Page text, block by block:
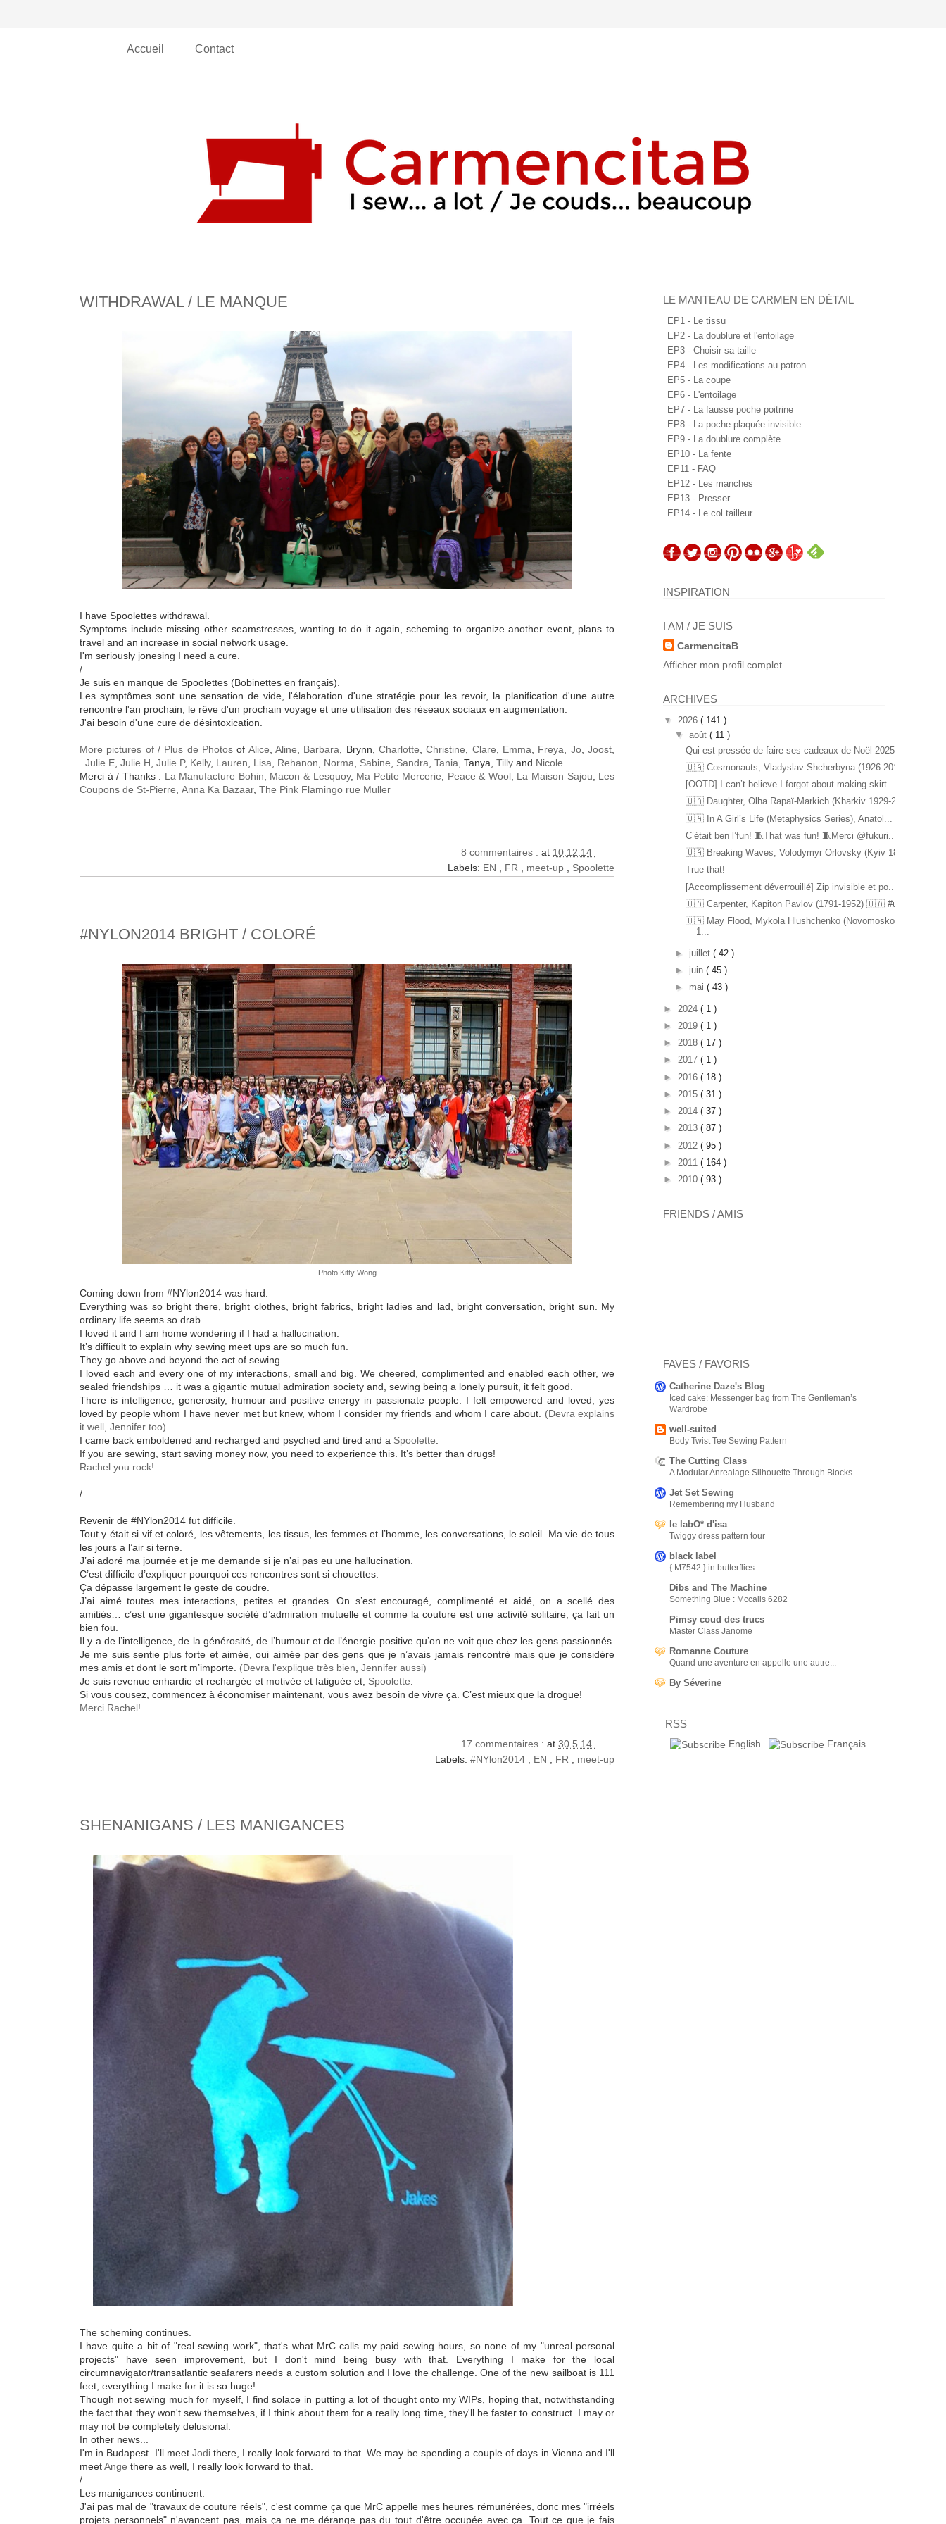
Accueil Contact
WITHDRAWAL / LE MANQUE
I have Spoolettes withdrawal.
Symptoms include missing other seamstresses, wanting to do it again, scheming to organize another event, plans to
travel and an increase in social network usage.
I'm seriously jonesing I need a cure.
/
Je suis en manque de Spoolettes (Bobinettes en français).
Les symptômes sont une sensation de vide, l'élaboration d'une stratégie pour les revoir, la planification d'une autre
rencontre l'an prochain, le rêve d'un prochain voyage et une utilisation des réseaux sociaux en augmentation.
J'ai besoin d'une cure de désintoxication.
More pictures of / Plus de Photosof Alice,Aline, Barbara, Brynn,Charlotte,Christine, Clare, Emma, Freya, Jo,Joost,
Julie E, Julie H, Julie P, Kelly, Lauren, Lisa, Rehanon, Norma, Sabine, Sandra, Tania, Tanya, Tilly and Nicole.
Merci à / Thanks : La Manufacture Bohin, Macon & Lesquoy, Ma Petite Mercerie, Peace & Wool, La Maison Sajou, Les
Coupons de St-Pierre, Anna Ka Bazaar, The Pink Flamingo rue Muller
8 commentaires : at 10.12.14
Labels: EN , FR , meet-up , Spoolette
#NYLON2014 BRIGHT / COLORÉ
Photo Kitty Wong
Coming down from #NYlon2014 was hard.
Everything was so bright there, bright clothes, bright fabrics, bright ladies and lad, bright conversation, bright sun. My
ordinary life seems so drab.
I loved it and I am home wondering if I had a hallucination.
It’s difficult to explain why sewing meet ups are so much fun.
They go above and beyond the act of sewing.
I loved each and every one of my interactions, small and big. We cheered, complimented and enabled each other, we
sealed friendships … it was a gigantic mutual admiration society and, sewing being a lonely pursuit, it felt good.
There is intelligence, generosity, humour and positive energy in passionate people. I felt empowered and loved, yes
loved by people whom I have never met but knew, whom I consider my friends and whom I care about. (Devra explains
it well Jennifer too)
I came back emboldened and recharged and psyched and tired and a Spoolette
If you are sewing, start saving money now, you need to experience this. It’s better than drugs!
Rachel you rock!
/
Revenir de #NYlon2014 fut difficile.
Tout y était si vif et coloré, les vêtements, les tissus, les femmes et l’homme, les conversations, le soleil. Ma vie de tous
les jours a l’air si terne.
J’ai adoré ma journée et je me demande si je n’ai pas eu une hallucination.
C’est difficile d’expliquer pourquoi ces rencontres sont si chouettes.
Ça dépasse largement le geste de coudre.
J’ai aimé toutes mes interactions, petites et grandes. On s’est encouragé, complimenté et aidé, on a scellé des
amitiés… c’est une gigantesque société d’admiration mutuelle et comme la couture est une activité solitaire, ça fait un
bien fou.
Il y a de l’intelligence, de la générosité, de l’humour et de l’énergie positive qu’on ne voit que chez les gens passionnés.
Je me suis sentie plus forte et aimée, oui aimée par des gens que je n’avais jamais rencontré mais que je considère
mes amis et dont le sort m’importe. (Devra l'explique très bien Jennifer aussi)
Je suis revenue enhardie et rechargée et motivée et fatiguée et, Spoolette
Si vous cousez, commencez à économiser maintenant, vous avez besoin de vivre ça. C’est mieux que la drogue!
Merci Rachel!
17 commentaires : at 30.5.14
Labels: #NYlon2014 EN FR meet-up
SHENANIGANS / LES MANIGANCES
The scheming continues.
I have quite a bit of "real sewing work", that's what MrC calls my paid sewing hours, so none of my "unreal personal
projects" have seen improvement, but I don't mind being busy with that. Everything I make for the local
circumnavigator/transatlantic seafarers needs a custom solution and I love the challenge. One of the new sailboat is 111
feet, everything I make for it is so huge!
Though not sewing much for myself, I find solace in putting a lot of thought onto my WIPs, hoping that, notwithstanding
the fact that they won't sew themselves, if I think about them for a really long time, they'll be faster to construct. I may or
may not be completely delusional.
In other news...
I'm in Budapest. I'll meet Jodithere, I really look forward to that. We may be spending a couple of days in Vienna and I'll
meetAnge there as well, I really look forward to that.
/
Les manigances continuent.
J'ai pas mal de "travaux de couture réels", c'est comme ça que MrC appelle mes heures rémunérées, donc mes "irréels
projets personnels" n'avancent pas, mais ça ne me dérange pas du tout d'être occupée avec ça. Tout ce que je fais
LE MANTEAU DE CARMEN EN DÉTAIL
EP1 - Le tissu
EP2 - La doublure et l'entoilage
EP3 - Choisir sa taille
EP4 - Les modifications au patron
EP5 - La coupe
EP6 - L'entoilage
EP7 - La fausse poche poitrine
EP8 - La poche plaquée invisible
EP9 - La doublure complète
EP10 - La fente
EP11 - FAQ
EP12 - Les manches
EP13 - Presser
EP14 - Le col tailleur
INSPIRATION
I AM / JE SUIS
CarmencitaB
Afficher mon profil complet
ARCHIVES
▼ 2026 ( 141 )
▼ août ( 11 )
Qui est pressée de faire ses cadeaux de Noël 2025 ...
🇺🇦 Cosmonauts, Vladyslav Shcherbyna (1926-2017) ...
[OOTD] I can’t believe I forgot about making skirt...
🇺🇦 Daughter, Olha Rapaï-Markich (Kharkiv 1929-20...
🇺🇦 In A Girl’s Life (Metaphysics Series), Anatol...
C’était ben l’fun! 🧵That was fun! 🧵Merci @fukuri...
🇺🇦 Breaking Waves, Volodymyr Orlovsky (Kyiv 1842...
True that!
[Accomplissement déverrouillé] Zip invisible et po...
🇺🇦 Carpenter, Kapiton Pavlov (1791-1952) 🇺🇦 #u...
🇺🇦 May Flood, Mykola Hlushchenko (Novomoskovsk
1...
► juillet ( 42 )
► juin ( 45 )
► mai ( 43 )
► 2024 ( 1 )
► 2019 ( 1 )
► 2018 ( 17 )
► 2017 ( 1 )
► 2016 ( 18 )
► 2015 ( 31 )
► 2014 ( 37 )
► 2013 ( 87 )
► 2012 ( 95 )
► 2011 ( 164 )
► 2010 ( 93 )
FRIENDS / AMIS
FAVES / FAVORIS
Catherine Daze's Blog
Iced cake: Messenger bag from The Gentleman’s
Wardrobe
well-suited
Body Twist Tee Sewing Pattern
The Cutting Class
A Modular Anrealage Silhouette Through Blocks
Jet Set Sewing
Remembering my Husband
le labO* d'isa
Twiggy dress pattern tour
black label
{ M7542 } in butterflies…
Dibs and The Machine
Something Blue : Mccalls 6282
Pimsy coud des trucs
Master Class Janome
Romanne Couture
Quand une aventure en appelle une autre...
By Séverine
RSS
English Français